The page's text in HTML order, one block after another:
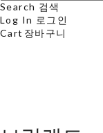
Search 검색
Log In 로그인
Cart 장바구니